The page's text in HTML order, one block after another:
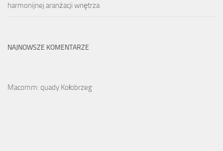
harmonijnej aranżacji wnętrza
NAJNOWSZE KOMENTARZE
Macomm: quady Kołobrzeg